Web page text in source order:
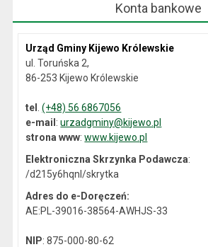
Konta bankowe
Urząd Gminy Kijewo Królewskie
ul. Toruńska 2,
86-253 Kijewo Królewskie
tel .(+48) 56 6867056
e-mail :urzadgminy@kijewo.pl
strona www:www.kijewo.pl
Elektroniczna Skrzynka Podawcza:
/d215y6hqnl/skrytka
Adres do e-Doręczeń:
AE:PL-39016-38564-AWHJS-33
NIP: 875-000-80-62